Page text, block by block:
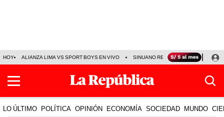
HOY ALIANZA LIMA VS SPORT BOYS EN VIVO SINUANO RESULTADOS HOY
LO ÚLTIMO POLÍTICA OPINIÓN ECONOMÍA SOCIEDAD MUNDO